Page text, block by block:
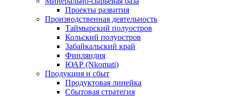
Проекты развития
Производственная деятельность
Таймырский полуостров
Кольский полуостров
Забайкальский край
Финляндия
ЮАР (Nkomati)
Продукция и сбыт
Продуктовая линейка
Сбытовая стратегия